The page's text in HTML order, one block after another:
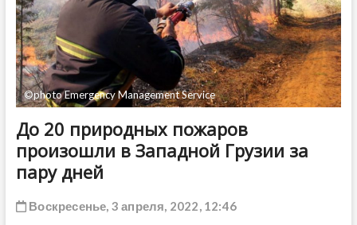
©photo Emergency Management Service
До 20 природных пожаров
произошли в Западной Грузии за
пару дней
Воскресенье, 3 апреля, 2022, 12:46